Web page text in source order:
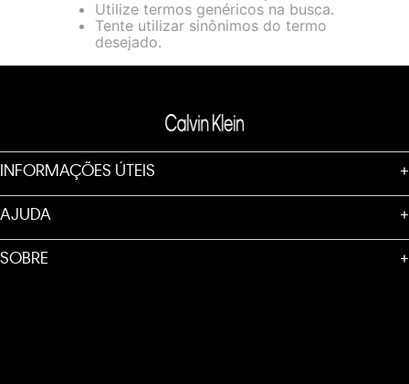
Cookies acesse o link.
Utilize termos genéricos na busca.
Tente utilizar sinônimos do termo
desejado.
INFORMAÇÕES ÚTEIS +
AJUDA +
SOBRE +